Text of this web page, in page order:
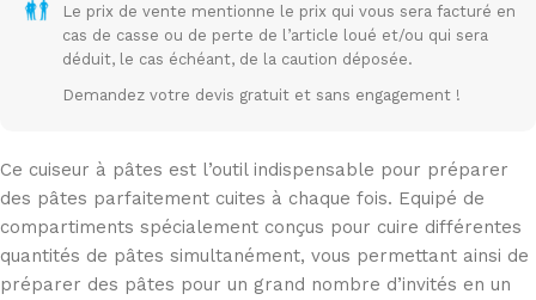
Le prix de vente mentionne le prix qui vous sera facturé en
cas de casse ou de perte de l’article loué et/ou qui sera
déduit, le cas échéant, de la caution déposée.
Demandez votre devis gratuit et sans engagement !
Ce cuiseur à pâtes est l’outil indispensable pour préparer
des pâtes parfaitement cuites à chaque fois. Equipé de
compartiments spécialement conçus pour cuire différentes
quantités de pâtes simultanément, vous permettant ainsi de
préparer des pâtes pour un grand nombre d’invités en un